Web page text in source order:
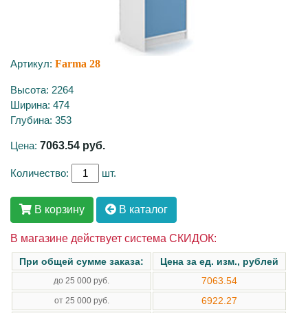
Артикул: Farma 28
Высота: 2264
Ширина: 474
Глубина: 353
Цена: 7063.54 руб.
Количество: шт.
В корзину В каталог
В магазине действует система СКИДОК:
При общей сумме заказа: Цена за ед. изм., рублей
до 25 000 руб. 7063.54
от 25 000 руб. 6922.27